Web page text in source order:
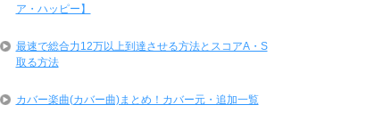
ア・ハッピー】
最速で総合力12万以上到達させる方法とスコアA・S
取る方法
カバー楽曲(カバー曲)まとめ！カバー元・追加一覧